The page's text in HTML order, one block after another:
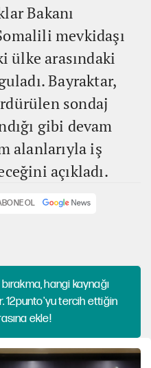
Bakanı
mevkidaşı
ülke arasındaki
Bayraktar,
sondaj
gibi devam
alanlarıyla iş
açıkladı.
OL
hangi kaynağı
12punto'yu tercih ettiğin
ekle!